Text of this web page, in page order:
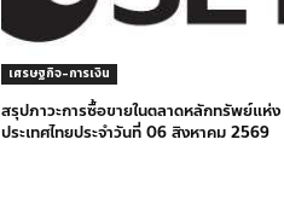
เศรษฐกิจ-การเงิน
สรุปภาวะการซื้อขายในตลาดหลักทรัพย์แห่ง
ประเทศไทยประจำวันที่ 06 สิงหาคม 2569